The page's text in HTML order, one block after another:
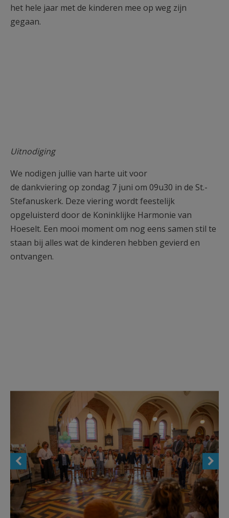
het hele jaar met de kinderen mee op weg zijn
gegaan.
Uitnodiging
We nodigen jullie van harte uit voor
de dankviering op zondag 7 juni om 09u30 in de St.-
Stefanuskerk. Deze viering wordt feestelijk
opgeluisterd door de Koninklijke Harmonie van
Hoeselt. Een mooi moment om nog eens samen stil te
staan bij alles wat de kinderen hebben gevierd en
ontvangen.